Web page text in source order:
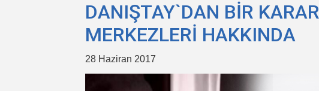
DANIŞTAY`DAN BİR
MERKEZLERİ HAKKINDA
28 Haziran 2017